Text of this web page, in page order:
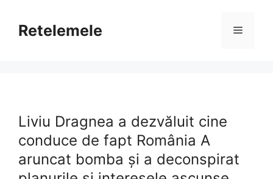
contentRetelemele Menu
Liviu Dragnea a dezvăluit cine
conduce de fapt România A
aruncat bomba și a deconspirat